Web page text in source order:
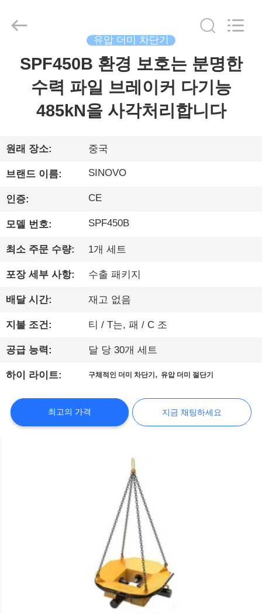
VR
우
리
에
대
하
여
공
장
2026
유압 더미 차단기
SPF450B 환경 보호는 분명한
수력 파일 브레이커 다기능
485kN을 사각처리합니다
원래 장소: 중국
브랜드 이름: SINOVO
인증: CE
모델 번호: SPF450B
최소 주문 수량: 1개 세트
포장 세부 사항: 수출 패키지
배달 시간: 재고 없음
지불 조건: 티 / T는, 패 / C 조
공급 능력: 달 당 30개 세트
하이 라이트: 구체적인 더미 차단기 , 유압 더미 절단기
최고의 가격 지금 채팅하세요